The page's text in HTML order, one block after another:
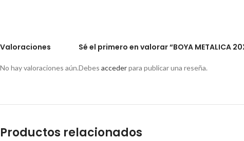
Valoraciones
No hay valoraciones aún.
Sé el primero en valorar “BOYA METALICA
Debes accederpara publicar una reseña.
Productos relacionados